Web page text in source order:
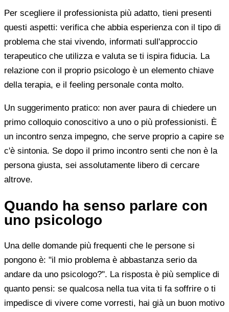
Per scegliere il professionista più adatto, tieni presenti
questi aspetti: verifica che abbia esperienza con il tipo di
problema che stai vivendo, informati sull'approccio
terapeutico che utilizza e valuta se ti ispira fiducia. La
relazione con il proprio psicologo è un elemento chiave
della terapia, e il feeling personale conta molto.
Un suggerimento pratico: non aver paura di chiedere un
primo colloquio conoscitivo a uno o più professionisti. È
un incontro senza impegno, che serve proprio a capire se
c'è sintonia. Se dopo il primo incontro senti che non è la
persona giusta, sei assolutamente libero di cercare
altrove.
Quando ha senso parlare con
uno psicologo
Una delle domande più frequenti che le persone si
pongono è: "il mio problema è abbastanza serio da
andare da uno psicologo?". La risposta è più semplice di
quanto pensi: se qualcosa nella tua vita ti fa soffrire o ti
impedisce di vivere come vorresti, hai già un buon motivo